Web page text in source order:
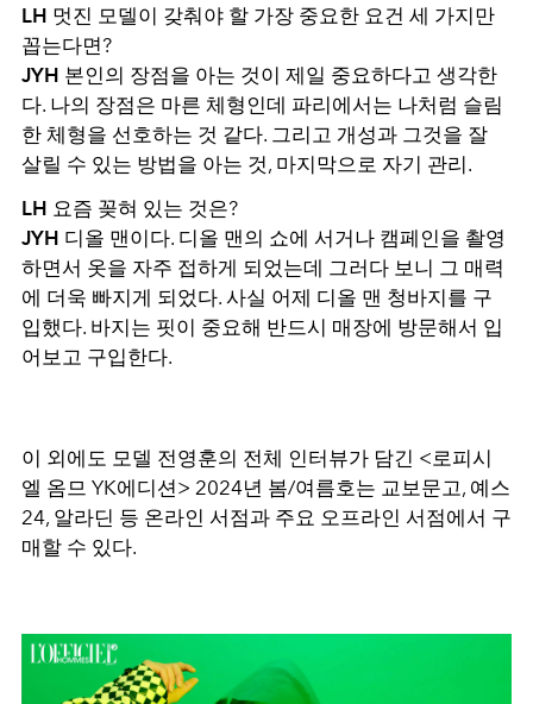
LH 멋진 모델이 갖춰야 할 가장 중요한 요건 세 가지만
꼽는다면?
JYH 본인의 장점을 아는 것이 제일 중요하다고 생각한
다. 나의 장점은 마른 체형인데 파리에서는 나처럼 슬림
한 체형을 선호하는 것 같다. 그리고 개성과 그것을 잘
살릴 수 있는 방법을 아는 것, 마지막으로 자기 관리.
LH 요즘 꽂혀 있는 것은?
JYH 디올 맨이다. 디올 맨의 쇼에 서거나 캠페인을 촬영
하면서 옷을 자주 접하게 되었는데 그러다 보니 그 매력
에 더욱 빠지게 되었다. 사실 어제 디올 맨 청바지를 구
입했다. 바지는 핏이 중요해 반드시 매장에 방문해서 입
어보고 구입한다.
이 외에도 모델 전영훈의 전체 인터뷰가 담긴 <로피시
엘 옴므 YK에디션> 2024년 봄/여름호는 교보문고, 예스
24, 알라딘 등 온라인 서점과 주요 오프라인 서점에서 구
매할 수 있다.